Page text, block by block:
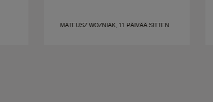
MATEUSZ WOZNIAK, 11 PÄIVÄÄ SITTEN